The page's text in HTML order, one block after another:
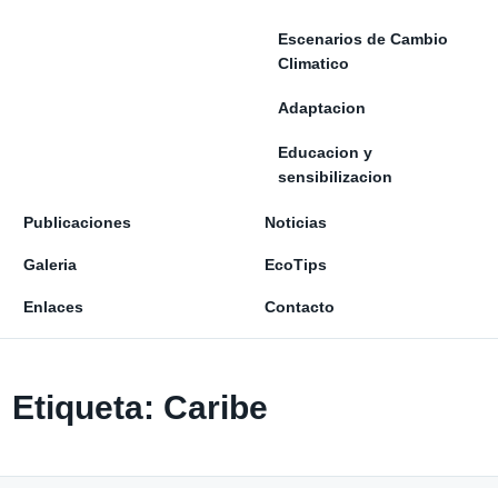
Escenarios de Cambio
Climatico
Adaptacion
Educacion y
sensibilizacion
Publicaciones Noticias
Galeria EcoTips
Enlaces Contacto
Etiqueta: Caribe